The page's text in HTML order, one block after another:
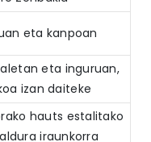
eta kanpoan
eta inguruan,
izan daiteke
hauts estalitako
iraunkorra